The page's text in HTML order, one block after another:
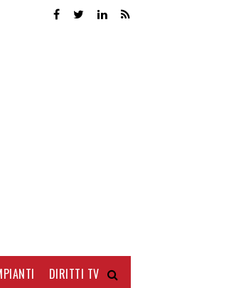
DIRITTI TV